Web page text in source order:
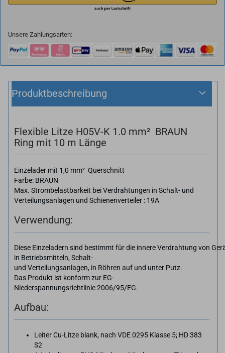
Unsere Zahlungsarten:
Produktbeschreibung
Flexible Litze H05V-K 1.0 mm² BRAUN
Ring mit 10 m Länge
Einzelader mit 1,0 mm² Querschnitt
Farbe: BRAUN
Max. Strombelastbarkeit bei Verdrahtungen in Schalt- und
Verteilungsanlagen und Schienenverteiler : 19A
Verwendung:
Diese Einzeladern sind bestimmt für die innere Verdrahtung von
in Betriebsmitteln, Schalt-
und Verteilungsanlagen, in Röhren auf und unter Putz.
Das Produkt ist konform zur EG-
Niederspannungsrichtlinie 2006/95/EG.
Aufbau:
Leiter Cu-Litze blank, nach VDE 0295 Klasse 5; HD 383
S2